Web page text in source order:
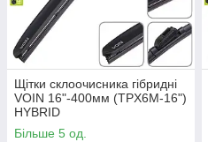
Щітки склоочисника гібридні
VOIN 16"-400мм (TPX6M-16")
HYBRID
Більше 5 од.